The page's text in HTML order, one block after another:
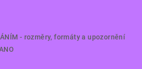
- rozměry, formáty a upozornění